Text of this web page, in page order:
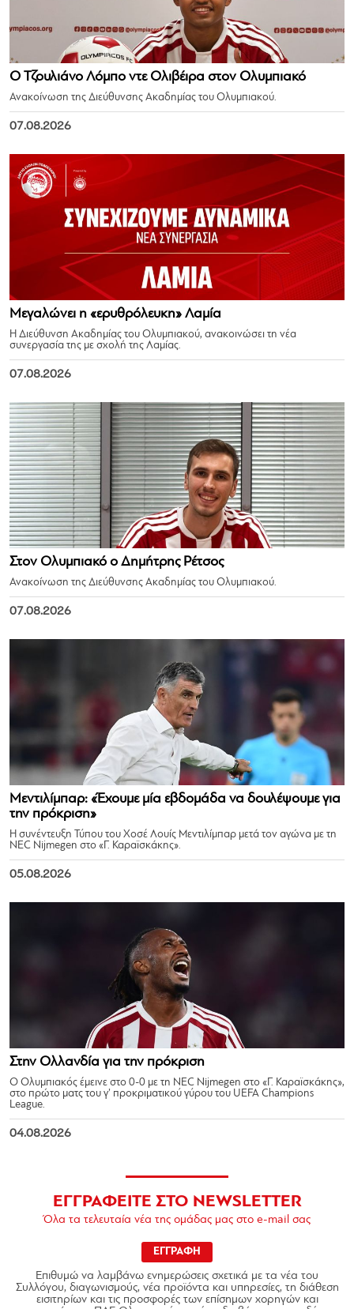
Ο Τζουλιάνο Λόμπο ντε Ολιβέιρα στον Ολυμπιακό
Ανακοίνωση της Διεύθυνσης Ακαδημίας του Ολυμπιακού.
07.08.2026
Μεγαλώνει η «ερυθρόλευκη» Λαμία
Η Διεύθυνση Ακαδημίας του Ολυμπιακού, ανακοινώσει τη νέα
συνεργασία της με σχολή της Λαμίας.
07.08.2026
Στον Ολυμπιακό ο Δημήτρης Ρέτσος
Ανακοίνωση της Διεύθυνσης Ακαδημίας του Ολυμπιακού.
07.08.2026
Μεντιλίμπαρ: «Έχουμε μία εβδομάδα να δουλέψουμε για
την πρόκριση»
Η συνέντευξη Τύπου του Χοσέ Λουίς Μεντιλίμπαρ μετά τον αγώνα με τη
NEC Nijmegen στο «Γ. Καραϊσκάκης».
05.08.2026
Στην Ολλανδία για την πρόκριση
Ο Ολυμπιακός έμεινε στο 0-0 με τη NEC Nijmegen στο «Γ. Καραϊσκάκης»,
στο πρώτο ματς του γ’ προκριματικού γύρου του UEFA Champions
League.
04.08.2026
ΕΓΓΡΑΦΕΙΤΕ ΣΤΟ NEWSLETTER
Όλα τα τελευταία νέα της ομάδας μας στο e-mail σας
ΕΓΓΡΑΦΗ
Επιθυμώ να λαμβάνω ενημερώσεις σχετικά με τα νέα του
Συλλόγου, διαγωνισμούς, νέα προϊόντα και υπηρεσίες, τη διάθεση
εισιτηρίων και τις προσφορές των επίσημων χορηγών και